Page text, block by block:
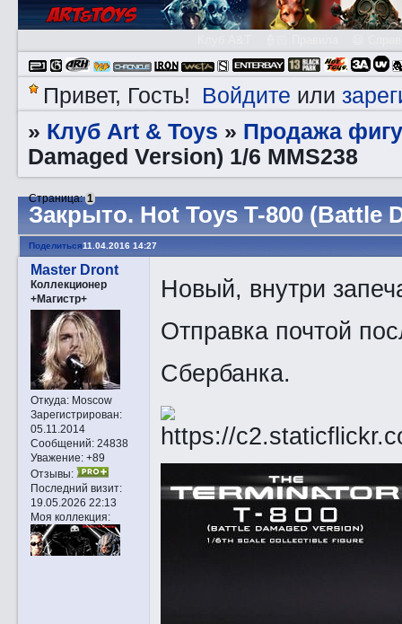
Привет, Гость! Войдите или
» Клуб Art & Toys » Продажа
Damaged Version) 1/6 MMS238
Закрытo. Hot Toys T-800 (Battle
Страница:1
Поделиться11.04.2016 14:27
Master Dront
Коллекционер
+Магистр+
Откуда:Moscow
Зарегистрирован:
05.11.2014
Сообщений:24838
Уважение: +89
Отзывы:
Последний визит:
19.05.2026 22:13
Моя коллекция:
Новый, внутри
Отправка почтой
Сбербанка.